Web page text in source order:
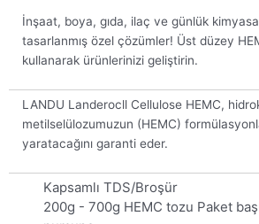
İnşaat, boya, gıda, ilaç ve günlük
tasarlanmış özel çözümler! Üst düzey
kullanarak ürünlerinizi geliştirin.
LANDU Landerocll Cellulose HEMC,
metilselülozumuzun (HEMC)
yaratacağını garanti eder.
Kapsamlı TDS/Broşür
200g - 700g HEMC tozu Paket